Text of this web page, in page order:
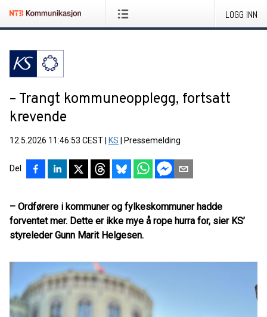
LOGG INN
– Trangt kommuneopplegg, fortsatt
krevende
12.5.2026 11:46:53 CEST KS Pressemelding
Del
– Ordførere i kommuner og fylkeskommuner hadde
forventet mer. Dette er ikke mye å rope hurra for, sier KS’
styreleder Gunn Marit Helgesen.